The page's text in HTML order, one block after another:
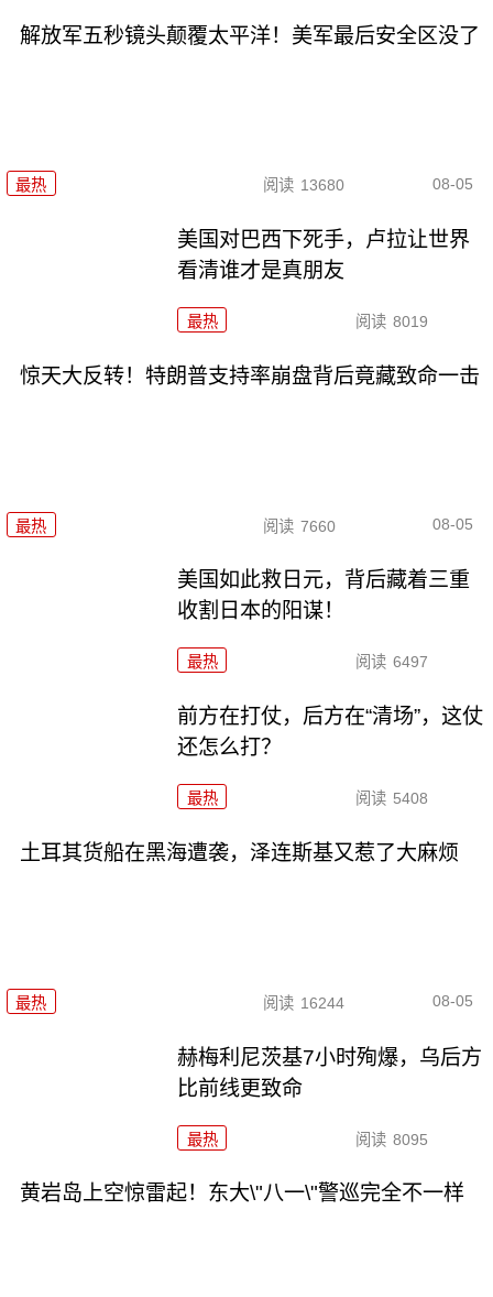
解放军五秒镜头颠覆太平洋！美军最后安全区没了
最热 阅读 13680 08-05
美国对巴西下死手，卢拉让世界
看清谁才是真朋友
最热 阅读 8019
惊天大反转！特朗普支持率崩盘背后竟藏致命一击
最热 阅读 7660 08-05
美国如此救日元，背后藏着三重
收割日本的阳谋！
最热 阅读 6497
前方在打仗，后方在“清场”，这仗
还怎么打？
最热 阅读 5408
土耳其货船在黑海遭袭，泽连斯基又惹了大麻烦
最热 阅读 16244 08-05
赫梅利尼茨基7小时殉爆，乌后方
比前线更致命
最热 阅读 8095
黄岩岛上空惊雷起！东大\"八一\"警巡完全不一样